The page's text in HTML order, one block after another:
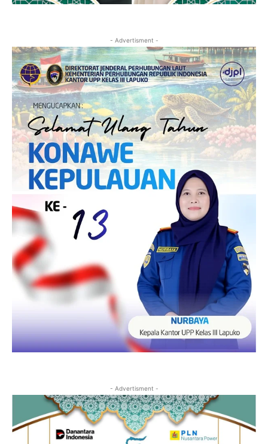
- Advertisment -
- Advertisment -